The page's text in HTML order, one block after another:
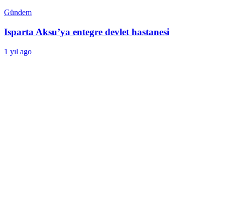
Gündem
Isparta Aksu’ya entegre devlet hastanesi
1 yıl ago